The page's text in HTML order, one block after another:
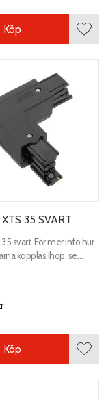
Köp
35 SVART
35 svart. För mer info hur
kopplas ihop, se
Köp